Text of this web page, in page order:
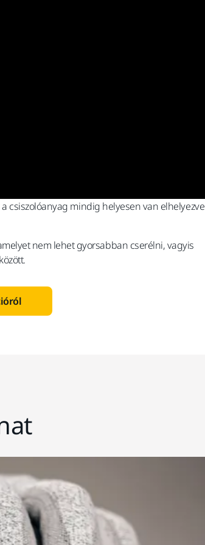
csiszolóanyag mindig helyesen van elhelyezve
nem lehet gyorsabban cserélni, vagyis